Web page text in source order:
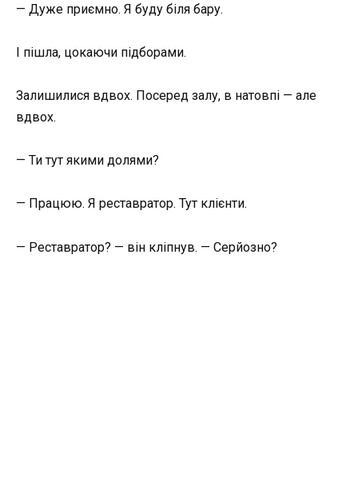
— Дуже приємно. Я буду біля бару.
І пішла, цокаючи підборами.
Залишилися вдвох. Посеред залу, в натовпі — але
вдвох.
— Ти тут якими долями?
— Працюю. Я реставратор. Тут клієнти.
— Реставратор? — він кліпнув. — Серйозно?